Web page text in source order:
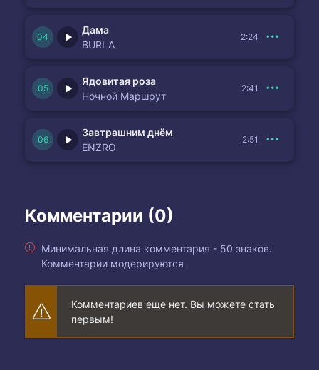
Дама
BURLA
2:24
Ядовитая роза
Ночной Маршрут
2:41
Завтрашним днём
ENZRO
2:51
Комментарии (0)
Минимальная длина комментария - 50 знаков.
Комментарии модерируются
Комментариев еще нет. Вы можете стать
первым!